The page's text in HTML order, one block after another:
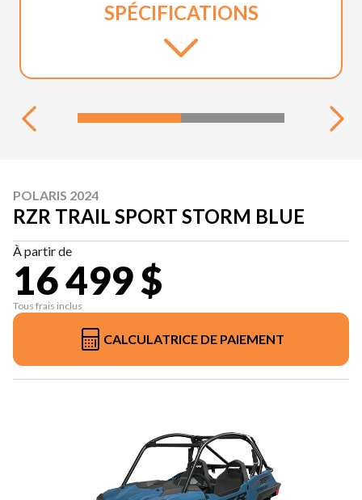
SPÉCIFICATIONS
POLARIS 2024
RZR TRAIL SPORT STORM BLUE
À partir de
16 499 $
Tous frais inclus
CALCULATRICE DE PAIEMENT